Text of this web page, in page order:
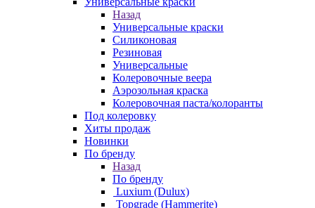
Назад
Универсальные краски
Силиконовая
Резиновая
Универсальные
Колеровочные веера
Аэрозольная краска
Колеровочная паста/колоранты
Под колеровку
Хиты продаж
Новинки
По бренду
Назад
По бренду
Luxium (Dulux)
Topgrade (Hammerite)